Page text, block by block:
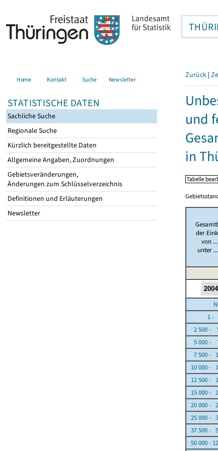
Home Kontakt Suche Newsletter
STATISTISCHE DATEN
Sachliche Suche
Regionale Suche
Kürzlich bereitgestellte Daten
Allgemeine Angaben, Zuordnungen
Gebietsveränderungen,
Änderungen zum Schlüsselverzeichnis
Definitionen und Erläuterungen
Newsletter
Zurück |
und
in
der
von
unter
1 - 2
2 500 -
5 000 -
7 500 -
10 000 -
12 500 -
15 000 -
20 000 -
25 000 -
37 500 -
50 000 -